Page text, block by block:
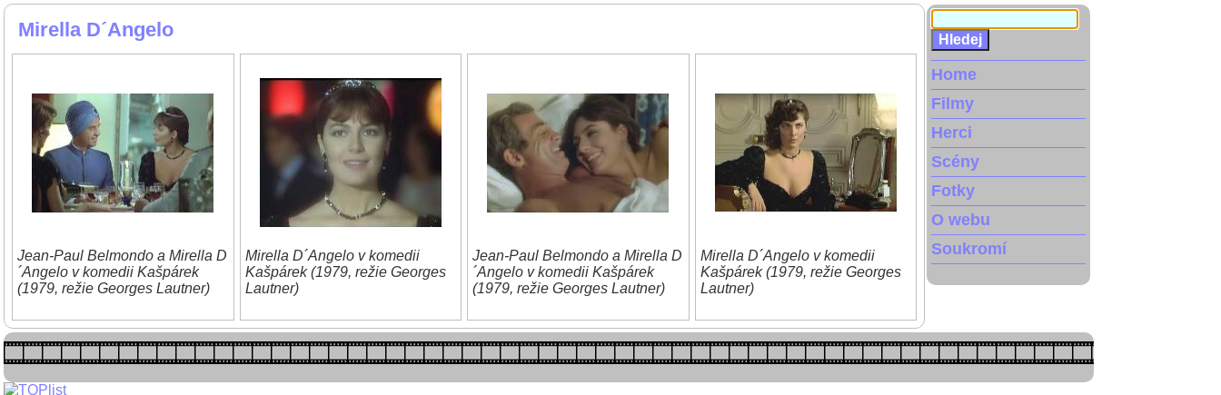
Mirella D´Angelo
Jean-Paul Belmondo a Mirella D
´Angelo v komedii Kašpárek
(1979, režie Georges Lautner)
Mirella D´Angelo v komedii
Kašpárek (1979, režie Georges
Lautner)
Jean-Paul Belmondo a Mirella D
´Angelo v komedii Kašpárek
(1979, režie Georges Lautner)
Mirella D´Angelo v komedii
Kašpárek (1979, režie Georges
Lautner)
Home
Filmy
Herci
Scény
Fotky
O webu
Soukromí